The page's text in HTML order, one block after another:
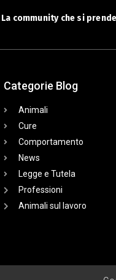
La community che si
Categorie Blog
Animali
Cure
Comportamento
News
Legge e Tutela
Professioni
Animali sul lavoro